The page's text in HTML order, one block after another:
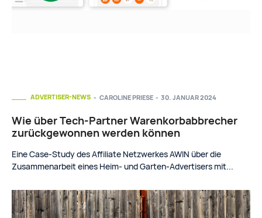
ADVERTISER-NEWS
Wie über Tech-Partner Warenkorbabbrecher
zurückgewonnen werden können
CAROLINE PRIESE - 30. JANUAR 2024
Eine Case-Study des Affiliate Netzwerkes AWIN über die
Zusammenarbeit eines Heim- und Garten-Advertisers mit...